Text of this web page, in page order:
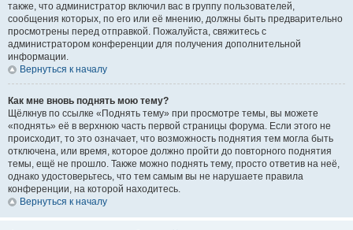
также, что администратор включил вас в группу пользователей,
сообщения которых, по его или её мнению, должны быть предварительно
просмотрены перед отправкой. Пожалуйста, свяжитесь с
администратором конференции для получения дополнительной
информации.
Вернуться к началу
Как мне вновь поднять мою тему?
Щёлкнув по ссылке «Поднять тему» при просмотре темы, вы можете
«поднять» её в верхнюю часть первой страницы форума. Если этого не
происходит, то это означает, что возможность поднятия тем могла быть
отключена, или время, которое должно пройти до повторного поднятия
темы, ещё не прошло. Также можно поднять тему, просто ответив на неё,
однако удостоверьтесь, что тем самым вы не нарушаете правила
конференции, на которой находитесь.
Вернуться к началу